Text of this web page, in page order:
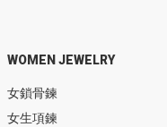
WOMEN JEWELRY
女鎖骨鍊
女生項鍊